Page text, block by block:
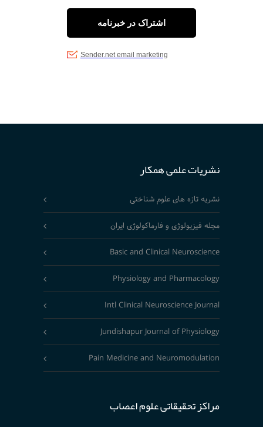
نشریات علمی همکار
نشریه تازه های علوم شناختی
مجله فیزیولوژی و فارماکولوژی ایران
Basic and Clinical Neuroscience
Physiology and Pharmacology
Intl Clinical Neuroscience Journal
Jundishapur Journal of Physiology
Pain Medicine and Neuromodulation
مراکز تحقیقاتی علوم اعصاب